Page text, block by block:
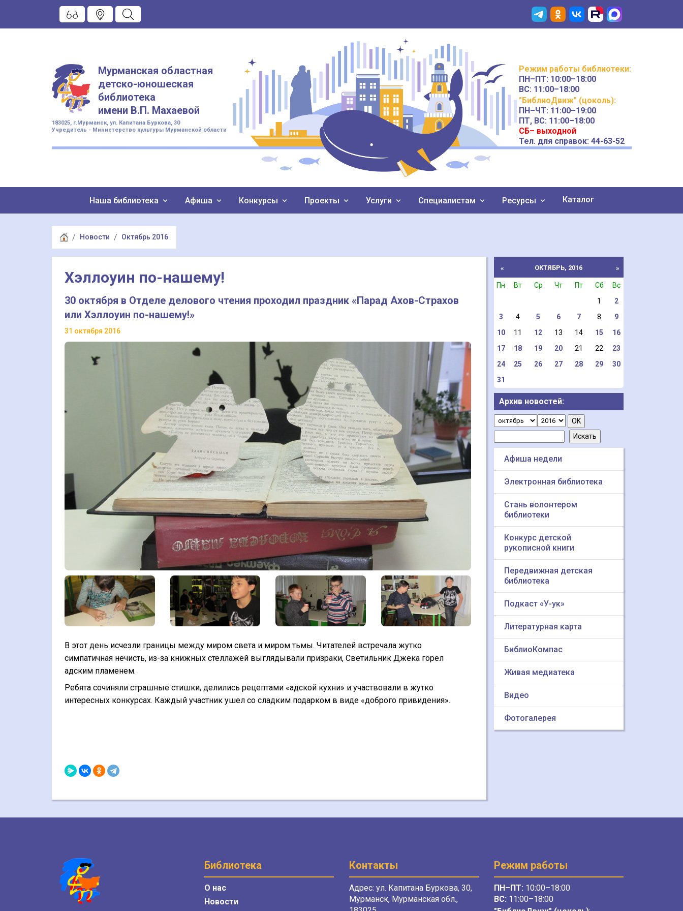
Мурманская областная
детско-юношеская
библиотека
имени В.П. Махаевой
183025, г.Мурманск, ул. Капитана Буркова, 30
Учредитель - Министерство культуры Мурманской области
Режим работы библиотеки:
ПН–ПТ: 10:00–18:00
ВС: 11:00–18:00
"БиблиоДвиж" (цоколь):
ПН–ЧТ: 11:00–19:00
ПТ, ВС: 11:00–18:00
СБ– выходной
Тел. для справок: 44-63-52
Наша библиотека Афиша Конкурсы Проекты Услуги Специалистам Ресурсы Каталог
Новости Октябрь 2016
Хэллоуин по-нашему!
30 октября в Отделе делового чтения проходил праздник «Парад Ахов-Страхов
или Хэллоуин по-нашему!»
31 октября 2016
В этот день исчезли границы между миром света и миром тьмы. Читателей встречала жутко
симпатичная нечисть, из-за книжных стеллажей выглядывали призраки, Светильник Джека горел
адским пламенем.
Ребята сочиняли страшные стишки, делились рецептами «адской кухни» и участвовали в жутко
интересных конкурсах. Каждый участник ушел со сладким подарком в виде «доброго привидения».
« ОКТЯБРЬ, 2016 »
Пн Вт Ср Чт Пт Сб
Вс
1
2
3
4 5 6 7 8
9
10
11 12 13 14 15
16
17
18 19 20 21 22
23
24
25 26 27 28 29
30
31
Архив новостей:
Афиша недели
Электронная библиотека
Стань волонтером
библиотеки
Конкурс детской
рукописной книги
Передвижная детская
библиотека
Подкаст «У-ук»
Литературная карта
БиблиоКомпас
Живая медиатека
Видео
Фотогалерея
Библиотека
О нас
Новости
Контакты
Адрес: ул. Капитана Буркова, 30,
Мурманск, Мурманская обл.,
Режим работы
ПН–ПТ: 10:00–18:00
ВС: 11:00–18:00